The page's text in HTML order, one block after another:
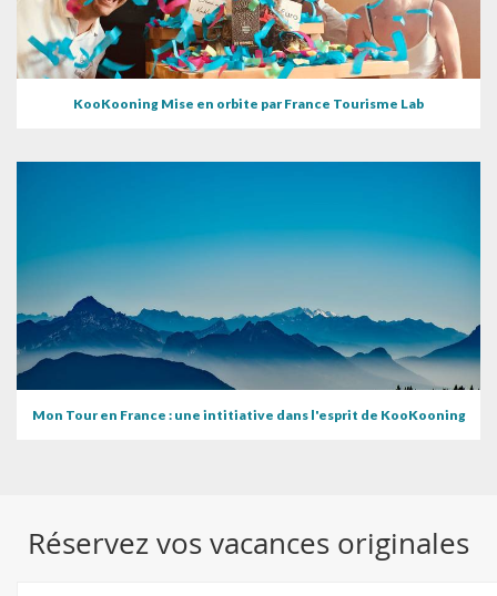
KooKooning Mise en orbite par France Tourisme Lab
Mon Tour en France : une intitiative dans l'esprit de KooKooning
Réservez vos vacances originales